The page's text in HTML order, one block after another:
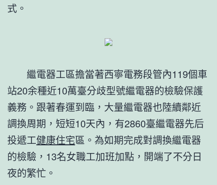
式。
繼電器工區擔當著西寧電務段管內119個車
站20余種近10萬臺分歧型號繼電器的檢驗保護
義務。跟著春運到臨，大量繼電器也陸續鄰近
調換周期，短短10天內，有2860臺繼電器先后
投遞工健康住宅區。為如期完成對調換繼電器
的檢驗，13名女職工加班加點，開端了不分日
夜的繁忙。